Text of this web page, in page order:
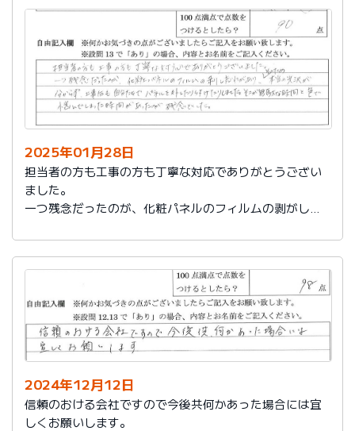
すので、どうぞよろしくお願いいたします。
訪問いただいた当日は、社員教育をしっかりされている
会社だなと思いました。（DXなどとよく聞きますが、や
っぱり人だなぁとアナログ人には思えます）
2025年01月28日
担当者の方も工事の方も丁寧な対応でありがとうござい
ました。
一つ残念だったのが、化粧パネルのフィルムの剥がし忘
分たちでパネルを外したり付けたりしました。そこが無
駄な時間と色で悩んでしまった時間があったのが残念で
2024年12月12日
信頼のおける会社ですので今後共何かあった場合には宜
しくお願いします。